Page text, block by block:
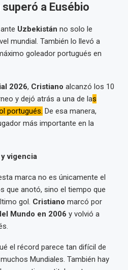
a Eusébio
ante Uzbekistán no solo le
mundial. También lo llevó a
goleador portugués en
2026, Cristiano alcanzó los 10
y dejó atrás a una de las
portugués. De esa manera,
más importante en la
vigencia
marca no es únicamente el
que anotó, sino el tiempo que
gol. Cristiano marcó por
Mundo en 2006 y volvió a
el récord parece tan difícil de
Mundiales. También hay